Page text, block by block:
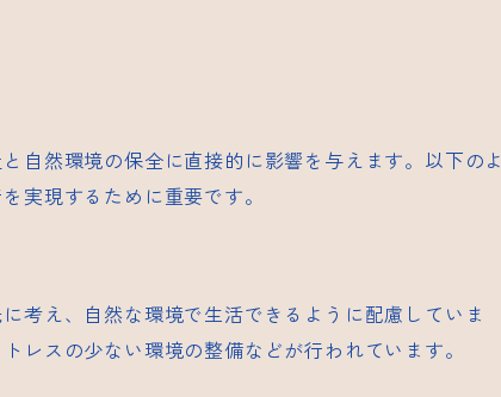
自然環境の保全に直接的に影響を与えます。以下のよ
実現するために重要です。
考え、自然な環境で生活できるように配慮していま
レスの少ない環境の整備などが行われています。